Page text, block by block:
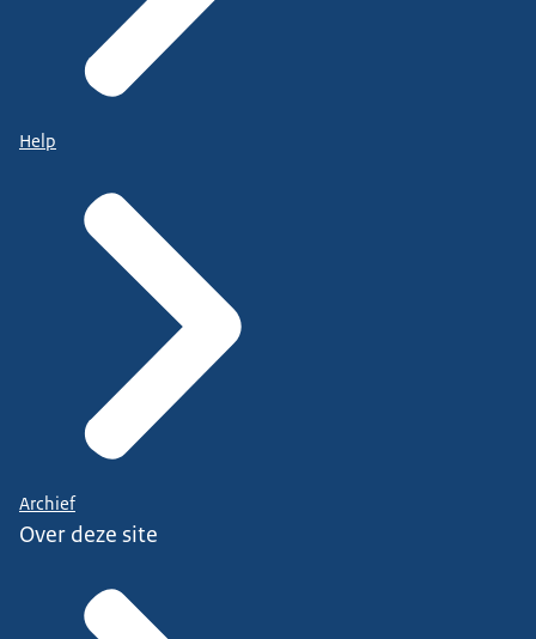
Help
Archief
Over deze site